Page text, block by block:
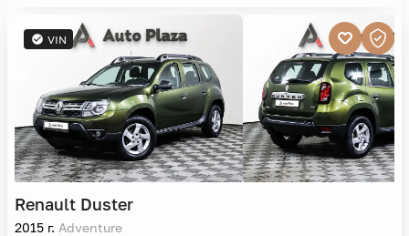
VIN
Renault Duster
2015 г. Adventure